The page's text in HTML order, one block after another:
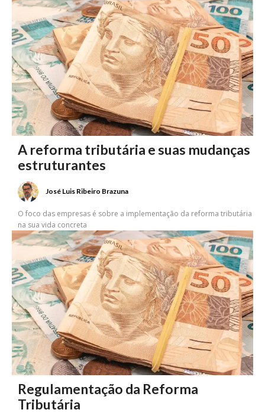
A reforma tributária e suas mudanças
estruturantes
José Luis Ribeiro Brazuna
O foco das empresas é sobre a implementação da reforma tributária
na sua vida concreta
Regulamentação da Reforma
Tributária